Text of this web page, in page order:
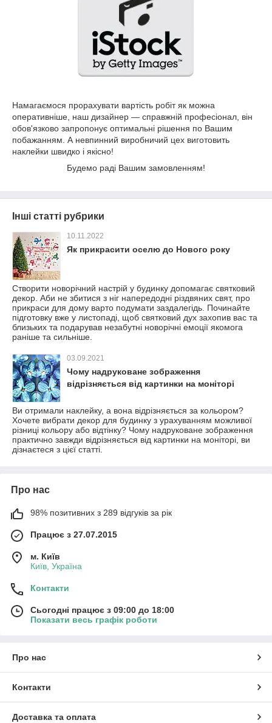
Намагаємося прорахувати вартість робіт як можна
оперативніше, наш дизайнер ― справжній професіонал, він
обов'язково запропонує оптимальні рішення по Вашим
побажанням. А невпинний виробничий цех виготовить
наклейки швидко і якісно!
Будемо раді Вашим замовленням!
Інші статті рубрики
10.11.2022
Як прикрасити оселю до Нового року
Створити новорічний настрій у будинку допомагає святковий
декор. Аби не збитися з ніг напередодні різдвяних свят, про
прикраси для дому варто подумати заздалегідь. Починайте
підготовку вже у листопаді, щоб святковий дух захопив вас та
близьких та подарував незабутні новорічні емоції якомога
раніше та сильніше.
03.09.2021
Чому надруковане зображення
відрізняється від картинки на моніторі
Ви отримали наклейку, а вона відрізняється за кольором?
Хочете вибрати декор для будинку з урахуванням можливої
різниці кольору або відтінку? Чому надруковане зображення
практично завжди відрізняється від картинки на моніторі, ви
дізнаєтеся з цієї статті.
Про нас
98% позитивних з 289 відгуків за рік
Працює з 27.07.2015
м. Київ
Київ, Україна
Контакти
Сьогодні працює з 09:00 до 18:00
Показати весь графік роботи
Про нас
Контакти
Доставка та оплата